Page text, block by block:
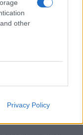
other
Privacy Policy